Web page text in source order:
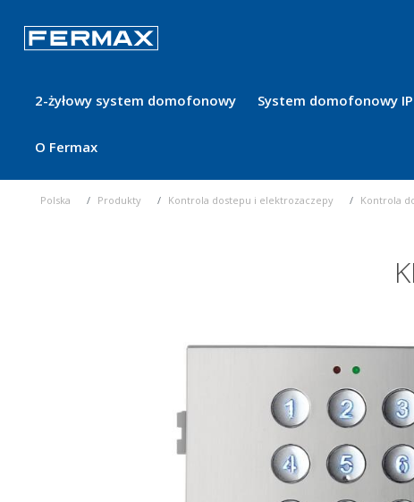
2-żyłowy system domofonowy System domofonowy IP
O Fermax
Polska Produkty Kontrola dostepu i elektrozaczepy Kontrola